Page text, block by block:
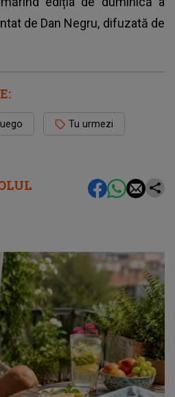
de Dan Negru, difuzată de
Tu urmezi